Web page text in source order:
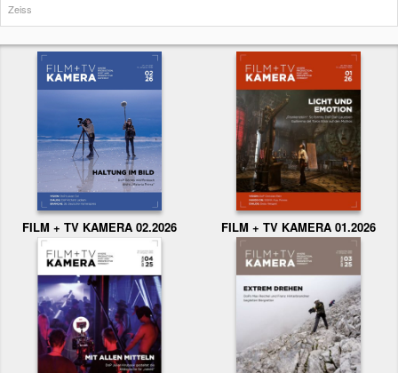
Zeiss
FILM + TV KAMERA 02.2026 FILM + TV KAMERA 01.2026